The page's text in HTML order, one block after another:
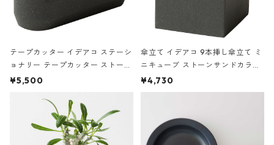
テープカッター イデアコ ステーシ
ョナリー テープカッター ストーン
サンドカラー 石調 ideaco Station
¥5,500
傘立て イデアコ 9本挿し傘立て ミ
ニキューブ ストーンサンドカラー
石調 ideaco Umbrella Stand CUB
E ストーンサンドブラック
¥4,730